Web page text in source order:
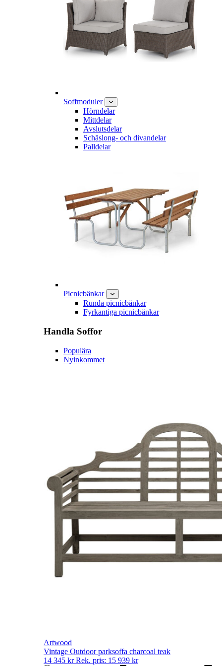
Soffmoduler
Hörndelar
Mittdelar
Avslutsdelar
Schäslong- och divandelar
Palldelar
Picnicbänkar
Runda picnicbänkar
Fyrkantiga picnicbänkar
Handla Soffor
Populära
Nyinkommet
Artwood
Vintage Outdoor parksoffa charcoal teak
14 345 kr Rek. pris: 15 939 kr